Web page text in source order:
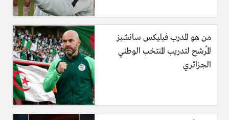
من هو المدرب فيليكس سانشيز
المُرشح لتدريب المنتخب الوطني
الجزائري